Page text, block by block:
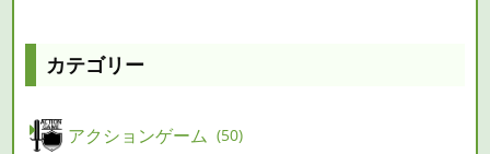
カテゴリー
アクションゲーム 50